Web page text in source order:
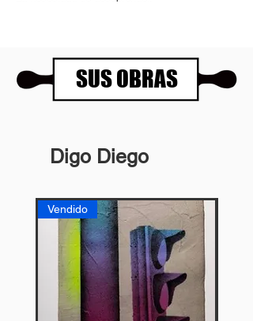
SUS OBRAS
Digo Diego
Vendido